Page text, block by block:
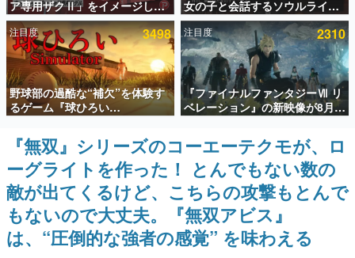
インタビュー
連載・特集一覧
殿堂入り記事
SNS拡散数が数千以上！ ページビュー数万以上！ などな
ど。多くの人々に読まれた、電ファミ渾身の“殿堂入り”記
事をまとめました。
ゲームの企画書
名作ゲームクリエイターの方々に製作時のエピソードをお
聞きし、ヒットする企画（ゲーム）とは何か？を探ってい
きます。
赫本
この物語を解いてはいけない。『赫本』は、〈試験問題〉
の形をした短編ホラー小説集です。
ア専用ザクⅡ」をイメージした
散水ホースリールが予約開始。
本体にはシャアのパーソナルマ
ークやジオン公国軍のエンブレ
ム、型式番号などを配置
女の子と会話するソウルライク
恋愛ゲーム『小早川さんはソウ
ルライク』無料公開。返事に失
敗すると「YOU DIED」
注目度 3498
野球部の過酷な“補欠”を体験す
るゲーム『球ひろい
Simulator』が「1件」のウィッ
シュリストをもとにチェコ語に
対応しSNSで話題に。『キング
ダム・カム』開発元やチェコの
プロ野球選手から称賛の声
注目度 2310
『ファイナルファンタジーⅦ リ
ベレーション』の新映像が8月
26日早朝に公開へ。『FF7』リ
メイクシリーズの完結編、
「gamescom」のオープニング
ナイトライブにてディレクター
の浜口直樹氏が登壇する予定
『無双』シリーズのコーエーテクモが、ロ
ーグライトを作った！ とんでもない数の
敵が出てくるけど、こちらの攻撃もとんで
もないので大丈夫。『無双アビス』
は、“圧倒的な強者の感覚” を味わえる